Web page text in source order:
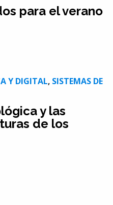
para el verano
Y DIGITAL, SISTEMAS DE
y las
de los